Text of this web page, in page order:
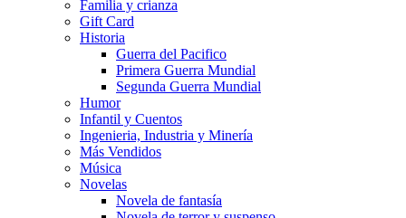
Familia y crianza
Gift Card
Historia
Guerra del Pacifico
Primera Guerra Mundial
Segunda Guerra Mundial
Humor
Infantil y Cuentos
Ingenieria, Industria y Minería
Más Vendidos
Música
Novelas
Novela de fantasía